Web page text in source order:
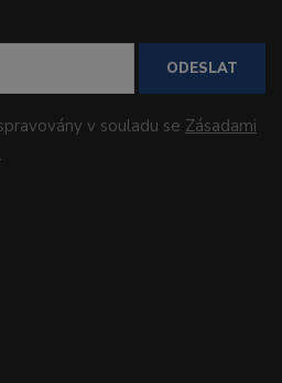
ODESLAT
v souladu se Zásadami
.